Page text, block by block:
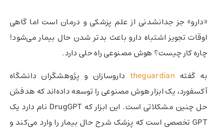
«دارو» جز جدانشدنی از علم پزشکی و درمان است اما گاهی
اوقات تجویز اشتباه دارو باعث بدتر شدن حال بیمار می‌شود!
چاره کار چیست؟ هوش مصنوعی راه حلی دارد.
به گفته theguardian داروسازان و پژوهشگران دانشگاه
آکسفورد،‌ یک ابزار هوش مصنوعی را توسعه داده‌اند که هدفش
حل چنین مشکلاتی است. این ابزار که DrugGPT نام دارد یک
GPT تخصصی است که پزشک شرح حال بیمار را وارد می‌کند و